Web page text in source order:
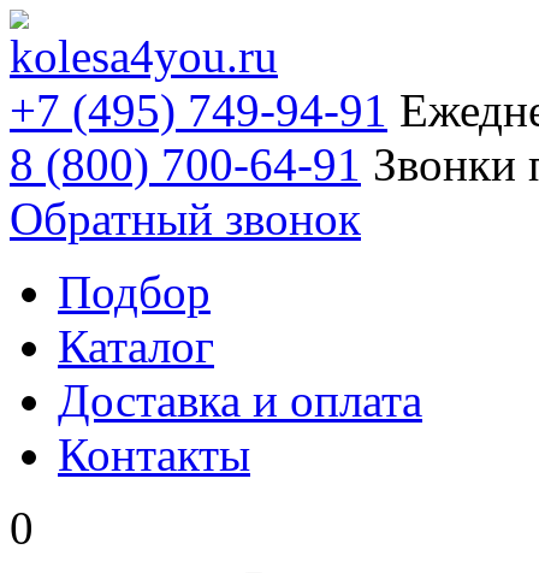
+7 (495) 749-94-91
8 (800) 700-64-91 Звонки
Обратный звонок
Подбор
Каталог
Доставка и оплата
Контакты
0